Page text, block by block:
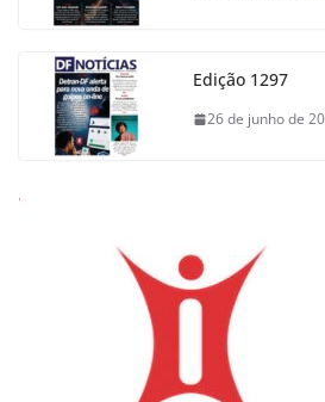
Edição 1297
26 de junho de